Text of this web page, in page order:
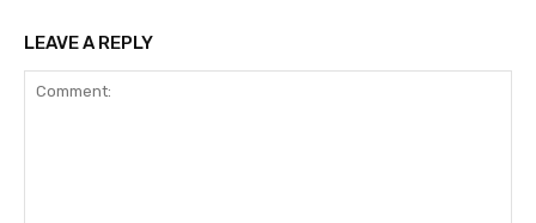
LEAVE A REPLY